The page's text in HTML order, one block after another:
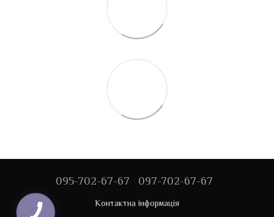
095-702-67-67 097-702-67-67
Контактна інформація